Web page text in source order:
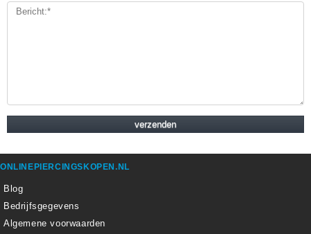
ONLINEPIERCINGSKOPEN.NL
Blog
Bedrijfsgegevens
Algemene voorwaarden